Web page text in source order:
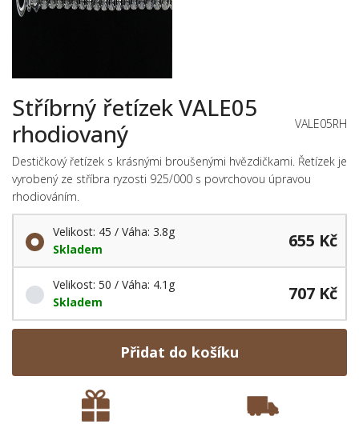
Stříbrný řetízek VALE05
rhodiovaný
VALE05RH
Destičkový řetízek s krásnými broušenými hvězdičkami. Řetízek je
vyrobený ze stříbra ryzosti 925/000 s povrchovou úpravou
rhodiováním.
Velikost: 45 / Váha: 3.8g
Skladem
655 Kč
Velikost: 50 / Váha: 4.1g
Skladem
707 Kč
Přidat do košíku